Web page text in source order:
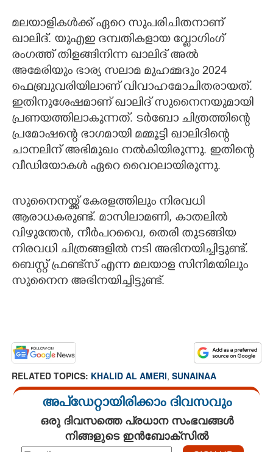
മലയാളികൾക്ക് ഏറെ സുപരിചിതനാണ്
ഖാലിദ്. യുഎഇ ദമ്പതികളായ വ്ലോഗിംഗ്
രംഗത്ത് തിളങ്ങിനിന്ന ഖാലിദ് അൽ
അമേരിയും ഭാര്യ സലാമ മുഹമ്മദും 2024
ഫെബ്രുവരിയിലാണ് വിവാഹമോചിതരായത്.
ഇതിനുശേഷമാണ് ഖാലിദ് സുനെെനയുമായി
പ്രണയത്തിലാകുന്നത്. ടർബോ ചിത്രത്തിന്റെ
പ്രമോഷന്റെ ഭാഗമായി മമ്മൂട്ടി ഖാലിദിന്റെ
ചാനലിന് അഭിമുഖം നൽകിയിരുന്നു. ഇതിന്റെ
വീഡിയോകൾ ഏറെ വെെറലായിരുന്നു.
സുനെെനയ്ക്ക് കേരളത്തിലും നിരവധി
ആരാധകരുണ്ട്. മാസിലാമണി, കാതലിൽ
വിഴുന്തേൻ, നീർപറവെെ, തെരി തുടങ്ങിയ
നിരവധി ചിത്രങ്ങളിൽ നടി അഭിനയിച്ചിട്ടുണ്ട്.
ബെസ്റ്റ് ഫ്രണ്ട്സ് എന്ന മലയാള സിനിമയിലും
സുനെെന അഭിനയിച്ചിട്ടുണ്ട്.
RELATED TOPICS: KHALID AL AMERI, SUNAINAA
അപ്ഡേറ്റായിരിക്കാം ദിവസവും
ഒരു ദിവസത്തെ പ്രധാന സംഭവങ്ങൾ
നിങ്ങളുടെ ഇൻബോക്സിൽ